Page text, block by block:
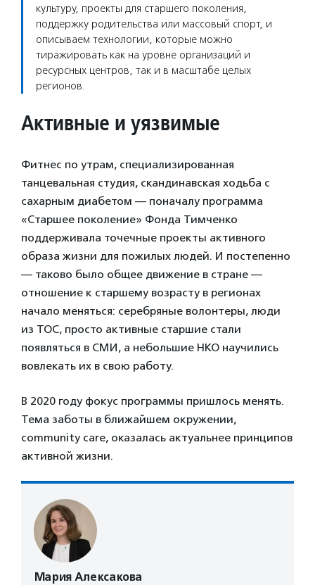
культуру, проекты для старшего поколения,
поддержку родительства или массовый спорт, и
описываем технологии, которые можно
тиражировать как на уровне организаций и
ресурсных центров, так и в масштабе целых
регионов.
Активные и уязвимые
Фитнес по утрам, специализированная
танцевальная студия, скандинавская ходьба с
сахарным диабетом — поначалу программа
«Старшее поколение» Фонда Тимченко
поддерживала точечные проекты активного
образа жизни для пожилых людей. И постепенно
— таково было общее движение в стране —
отношение к старшему возрасту в регионах
начало меняться: серебряные волонтеры, люди
из ТОС, просто активные старшие стали
появляться в СМИ, а небольшие НКО научились
вовлекать их в свою работу.
В 2020 году фокус программы пришлось менять.
Тема заботы в ближайшем окружении,
community care, оказалась актуальнее принципов
активной жизни.
Мария Алексакова